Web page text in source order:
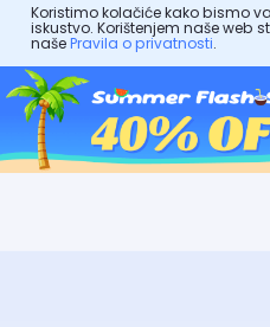
Koristimo kolačiće kako bismo
iskustvo. Korištenjem naše web
našePravila o privatnosti.